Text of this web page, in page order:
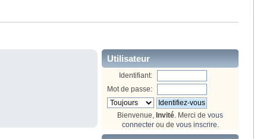
Utilisateur
Identifiant:
Mot de passe:
Bienvenue, Invité . Merci de vous
connecterou de vous inscrire